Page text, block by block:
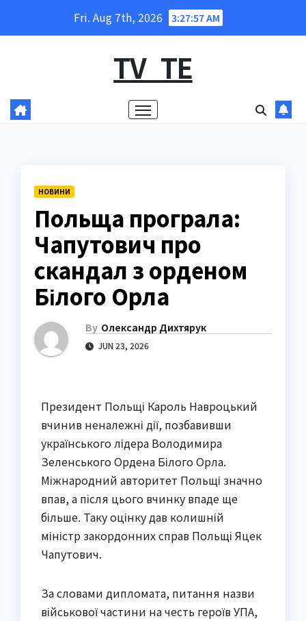
Fri. Aug 7th, 2026 3:27:58 AM
TV_TE
НОВИНИ
Польща програла:
Чапутович про
скандал з орденом
Білого Орла
By Олександр Дихтярук
JUN 23, 2026
Президент Польщі Кароль Навроцький
вчинив неналежні дії, позбавивши
українського лідера Володимира
Зеленського Ордена Білого Орла.
Міжнародний авторитет Польщі значно
впав, а після цього вчинку впаде ще
більше. Таку оцінку дав колишній
міністр закордонних справ Польщі Яцек
Чапутович.
За словами дипломата, питання назви
військової частини на честь героїв УПА,